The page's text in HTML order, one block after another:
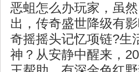
恶蛆怎么办玩家，虽
出，传奇盛世降级有
奇摇摇头记忆项链?
神？从安静中醒来，